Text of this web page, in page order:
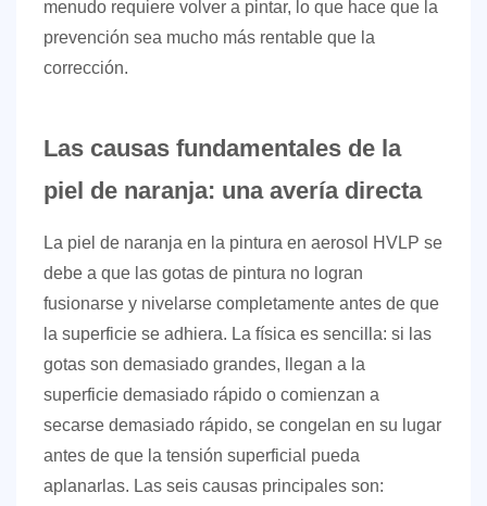
Demasiado
alto:
y
excesivo
la
pintura:
conseguir
la
mezcla
menudo requiere volver a pintar, lo que hace que la
prevención sea mucho más rentable que la
corrección.
Las causas fundamentales de la
piel de naranja: una avería directa
La piel de naranja en la pintura en aerosol HVLP se
debe a que las gotas de pintura no logran
fusionarse y nivelarse completamente antes de que
la superficie se adhiera. La física es sencilla: si las
gotas son demasiado grandes, llegan a la
superficie demasiado rápido o comienzan a
secarse demasiado rápido, se congelan en su lugar
antes de que la tensión superficial pueda
aplanarlas. Las seis causas principales son: